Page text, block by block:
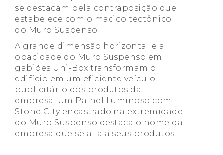
se destacam pela contraposição que
estabelece com o maciço tectônico
do Muro Suspenso.
A grande dimensão horizontal e a
opacidade do Muro Suspenso em
gabiões Uni-Box transformam o
edifício em um eficiente veículo
publicitário dos produtos da
empresa. Um Painel Luminoso com
Stone City encastrado na extremidade
do Muro Suspenso destaca o nome da
empresa que se alia a seus produtos.